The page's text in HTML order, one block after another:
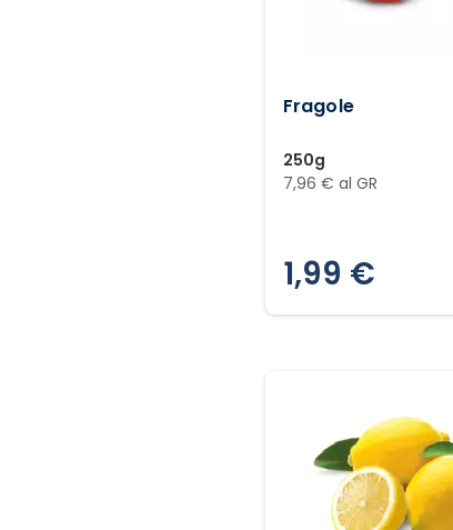
Fragole
250g
7,96 € al GR
1,99 €